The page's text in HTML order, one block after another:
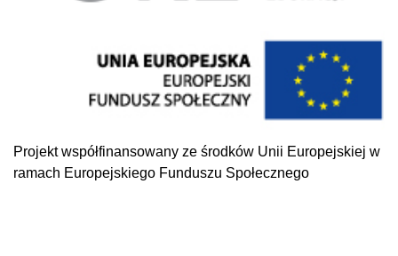
Projekt współfinansowany ze środków Unii Europejskiej w
ramach Europejskiego Funduszu Społecznego